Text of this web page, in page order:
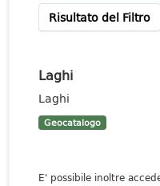
Risultato del Filtro
Laghi
Laghi
Geocatalogo
E' possibile inoltre